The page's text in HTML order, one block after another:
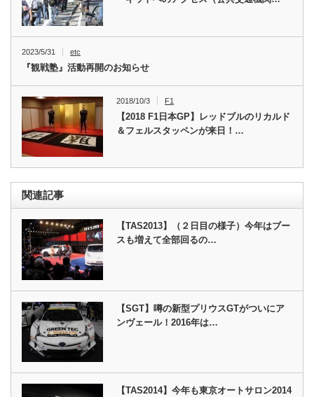
2023/5/31 etc
『観戦塾』活動再開のお知らせ
2018/10/3 F1
【2018 F1日本GP】レッドブルのリカルド
＆フェルスタッペンが来日！…
関連記事
【TAS2013】（２日目の様子）今年はブー
スも増えて全部回るの…
【SGT】噂の新型プリウスGTがついにア
ンヴェール！2016年は…
【TAS2014】今年も東京オートサロン2014